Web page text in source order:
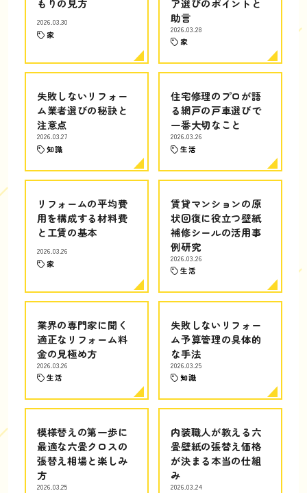
もりの見方
2026.03.30
家
ア選びのポイントと
助言
2026.03.28
家
失敗しないリフォー
ム業者選びの秘訣と
注意点
2026.03.27
知識
住宅修理のプロが語
る網戸の戸車選びで
一番大切なこと
2026.03.26
生活
リフォームの平均費
用を構成する材料費
と工賃の基本
2026.03.26
家
賃貸マンションの原
状回復に役立つ壁紙
補修シールの活用事
例研究
2026.03.26
生活
業界の専門家に聞く
適正なリフォーム料
金の見極め方
2026.03.26
生活
失敗しないリフォー
ム予算管理の具体的
な手法
2026.03.25
知識
模様替えの第一歩に
最適な六畳クロスの
張替え相場と楽しみ
方
2026.03.25
内装職人が教える六
畳壁紙の張替え価格
が決まる本当の仕組
み
2026.03.24